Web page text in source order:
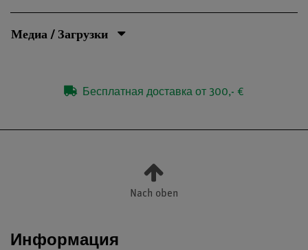
Медиа / Загрузки
Бесплатная доставка от 300,- €
Nach oben
Информация